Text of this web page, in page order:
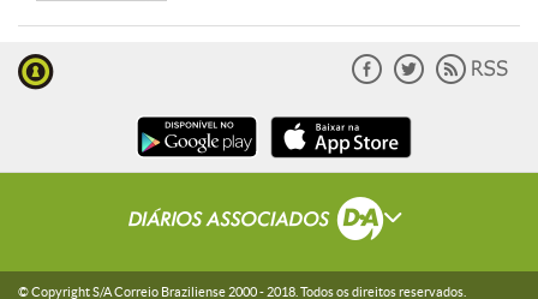
© Copyright S/A Correio Braziliense 2000 - 2018 . Todos os direitos reservados.